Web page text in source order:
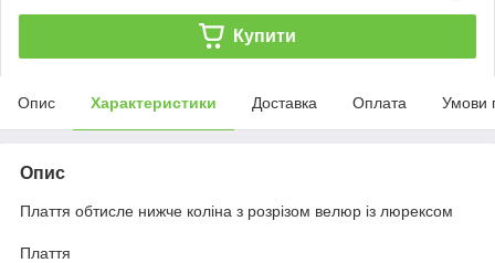
Купити
Опис Характеристики Доставка Оплата Умови
Опис
Плаття обтисле нижче коліна з розрізом велюр із люрексом
Плаття